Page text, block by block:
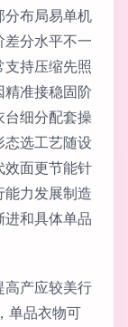
分布局易单机
差分水平不一
持压缩先照
精准接稳固阶
台细分配套操
选工艺随设
效面更节能针
能力发展制造
和具体单品
高产应较美行
单品衣物可